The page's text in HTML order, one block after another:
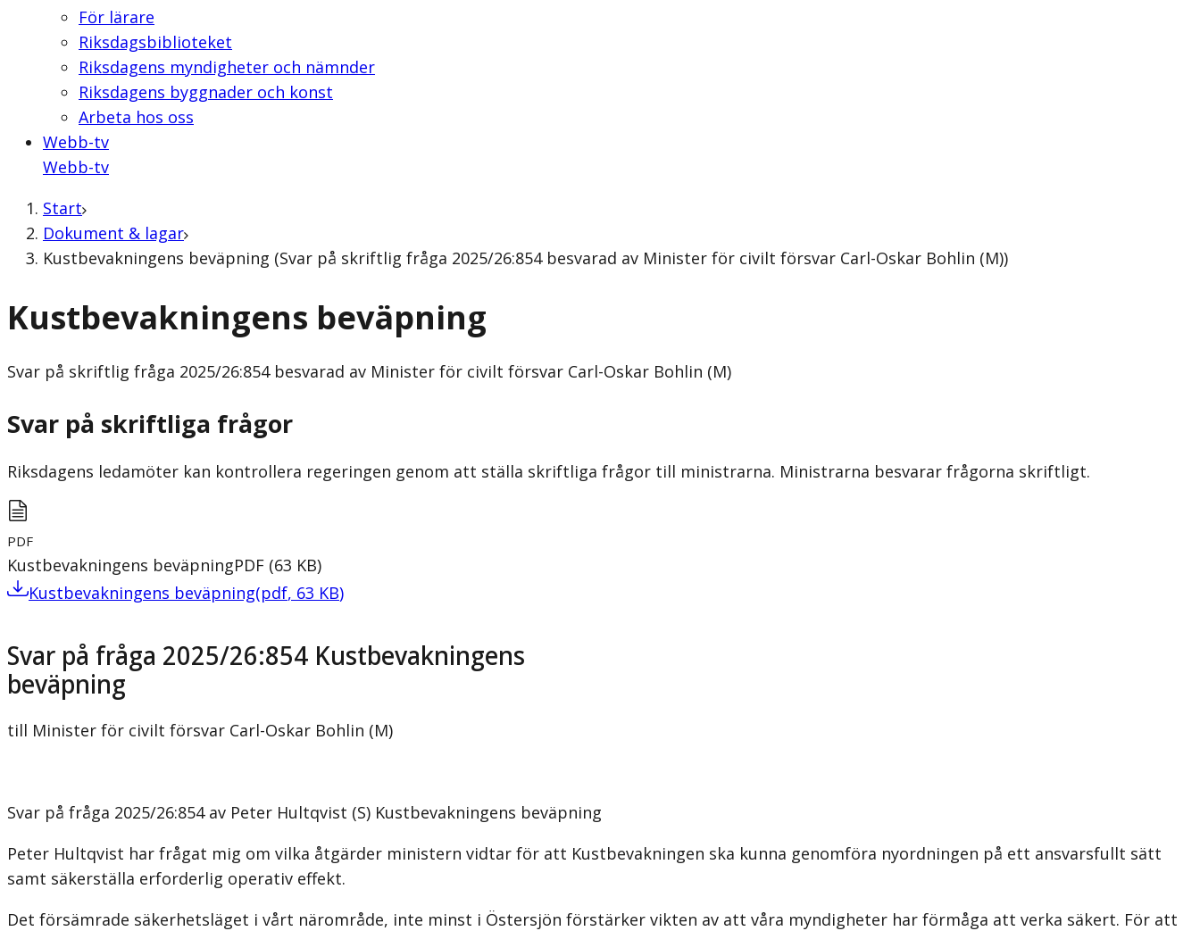
För lärare
Riksdagsbiblioteket
Riksdagens myndigheter och nämnder
Riksdagens byggnader och konst
Arbeta hos oss
Webb-tv
Webb-tv
Start
Dokument & lagar
Kustbevakningens beväpning (Svar på skriftlig fråga 2025/26:854 besvarad av Minister för civilt försvar Carl-Oskar Bohlin (M))
Kustbevakningens beväpning
Svar på skriftlig fråga 2025/26:854 besvarad av Minister för civilt försvar Carl-Oskar Bohlin (M)
Svar på skriftliga frågor
Riksdagens ledamöter kan kontrollera regeringen genom att ställa skriftliga frågor till ministrarna. Ministrarna besvarar frågorna skriftligt.
PDF
Kustbevakningens beväpningPDF (63 KB)
Kustbevakningens beväpning(pdf, 63 KB)
Svar på fråga 2025/26:854 Kustbevakningens
beväpning
till Minister för civilt försvar Carl-Oskar Bohlin (M)
Svar på fråga 2025/26:854 av Peter Hultqvist (S) Kustbevakningens beväpning
Peter Hultqvist har frågat mig om vilka åtgärder ministern vidtar för att Kustbevakningen ska kunna genomföra nyordningen på ett ansvarsfullt sätt
samt säkerställa erforderlig operativ effekt.
Det försämrade säkerhetsläget i vårt närområde, inte minst i Östersjön förstärker vikten av att våra myndigheter har förmåga att verka säkert. För att